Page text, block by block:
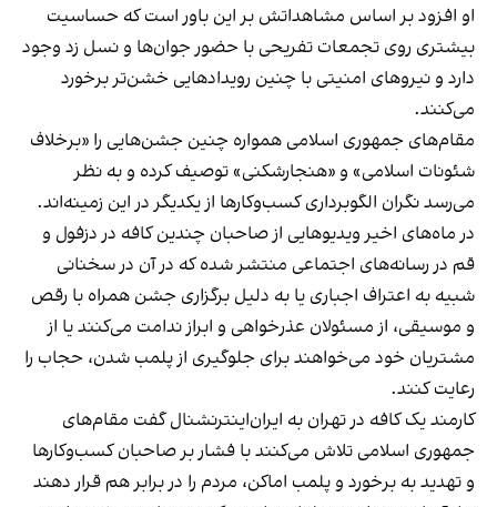
او افزود بر اساس مشاهداتش بر این باور است که حساسیت
بیشتری روی تجمعات تفریحی با حضور جوان‌ها و نسل زد وجود
دارد و نیروهای امنیتی با چنین رویدادهایی خشن‌تر برخورد
می‌کنند.
مقام‌های جمهوری اسلامی همواره چنین جشن‌هایی را «برخلاف
شئونات اسلامی» و «هنجارشکنی» توصیف کرده و به نظر
می‌رسد نگران الگوبرداری کسب‌وکارها از یکدیگر در این زمینه‌اند.
در ماه‌های اخیر ویدیوهایی از صاحبان چندین کافه در دزفول و
قم در رسانه‌های اجتماعی منتشر شده که در آن در سخنانی
شبیه به اعتراف اجباری یا به دلیل برگزاری جشن همراه با رقص
و موسیقی، از مسئولان عذرخواهی و ابراز ندامت می‌کنند یا از
مشتریان خود می‌خواهند برای جلوگیری از پلمب شدن، حجاب را
رعایت کنند.
کارمند یک کافه در تهران به ایران‌اینترنشنال گفت مقام‌های
جمهوری اسلامی تلاش می‌کنند با فشار بر صاحبان کسب‌وکارها
و تهدید به برخورد و پلمب اماکن، مردم را در برابر هم قرار دهند